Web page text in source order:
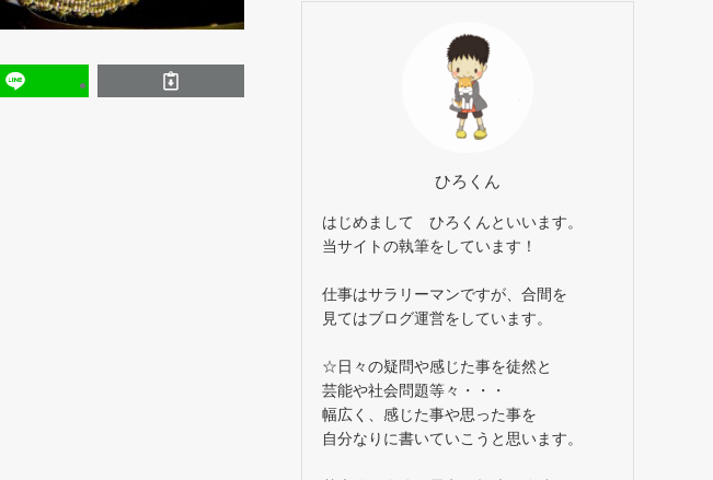
ひろくん
はじめまして ひろくんといいます。
当サイトの執筆をしています！
仕事はサラリーマンですが、合間を
見てはブログ運営をしています。
☆日々の疑問や感じた事を徒然と
芸能や社会問題等々・・・
幅広く、感じた事や思った事を
自分なりに書いていこうと思います。